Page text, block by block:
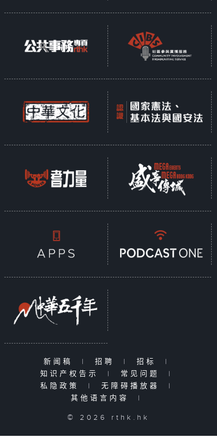
新闻稿 | 招聘 | 招标
|
知识产权告示
| 常见问题
|
私隐政策
| 无障碍播放器
|
其他语言内容
|
© 2026 rthk.hk